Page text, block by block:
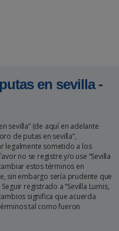
en sevilla -
sevilla” (de aquí en adelante
de putas en sevilla”,
legalmente sometido a los
no se registre y/o use “Sevilla
estos términos en
sin embargo sería prudente que
registrado a “Sevilla Lumis,
significa que acuerda
tal como fueron